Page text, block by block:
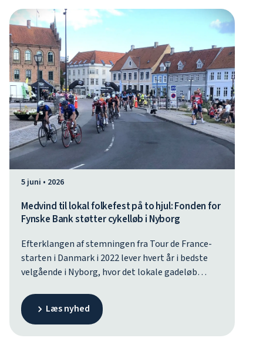
virker, og det bygger vi videre på, siger han.
5 juni • 2026
Medvind til lokal folkefest på to hjul: Fonden for
Fynske Bank støtter cykelløb i Nyborg
Efterklangen af stemningen fra Tour de France-
starten i Danmark i 2022 lever hvert år i bedste
velgående i Nyborg, hvor det lokale gadeløb
fredag den 5. juni, hvor Nyborg Cykle Klub igen
deler sin cykelglæde med resten af byen.
Læs nyhed